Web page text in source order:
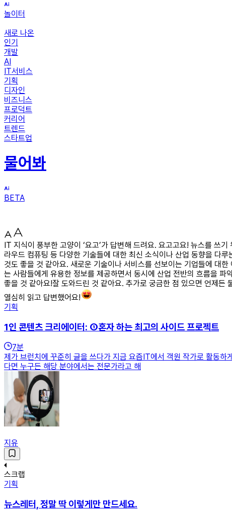
놀이터
새로 나온
인기
개발
AI
IT서비스
기획
디자인
비즈니스
프로덕트
커리어
트렌드
스타트업
물어봐
BETA
IT 지식이 풍부한 고양이 ‘요고’가 답변해 드려요. 요고고요! 뉴스를 쓰
라우드 컴퓨팅 등 다양한 기술들에 대한 최신 소식이나 산업 동향을 다
것도 좋을 것 같아요. 새로운 기술이나 서비스를 선보이는 기업들에 대
는 사람들에게 유용한 정보를 제공하면서 동시에 산업 전반의 흐름을
좋을 것 같아요!잘 도와드린 것 같아요. 추가로 궁금한 점 있으면 언제든
열심히 읽고 답변했어요!
기획
1인 콘텐츠 크리에이터: ①혼자 하는 최고의 사이드 프로젝트
7분
제가 브런치에 꾸준히 글을 쓰다가 지금 요즘IT에서 객원 작가로 활동
다면 누구든 해당 분야에서는 전문가라고 해
지유
스크랩
기획
뉴스레터, 정말 딱 이렇게만 만드세요.